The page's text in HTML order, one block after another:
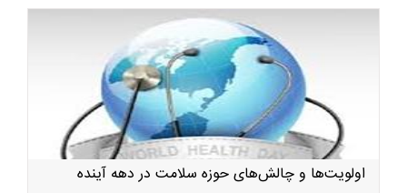
اولویت‌ها و چالش‌های حوزه سلامت در دهه آینده